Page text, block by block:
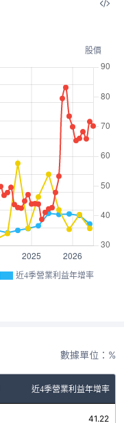
近4季營業利益年增率
數據單位：%
近4季營業利益年增率
41.22